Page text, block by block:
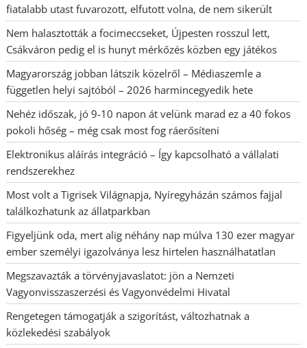
fiatalabb utast fuvarozott, elfutott volna, de nem sikerült
Nem halasztották a focimeccseket, Újpesten rosszul lett,
Csákváron pedig el is hunyt mérkőzés közben egy játékos
Magyarország jobban látszik közelről – Médiaszemle a
független helyi sajtóból – 2026 harmincegyedik hete
Nehéz időszak, jó 9-10 napon át velünk marad ez a 40 fokos
pokoli hőség – még csak most fog ráerősíteni
Elektronikus aláírás integráció – Így kapcsolható a vállalati
rendszerekhez
Most volt a Tigrisek Világnapja, Nyíregyházán számos fajjal
találkozhatunk az állatparkban
Figyeljünk oda, mert alig néhány nap múlva 130 ezer magyar
ember személyi igazolványa lesz hirtelen használhatatlan
Megszavazták a törvényjavaslatot: jön a Nemzeti
Vagyonvisszaszerzési és Vagyonvédelmi Hivatal
Rengetegen támogatják a szigorítást, változhatnak a
közlekedési szabályok